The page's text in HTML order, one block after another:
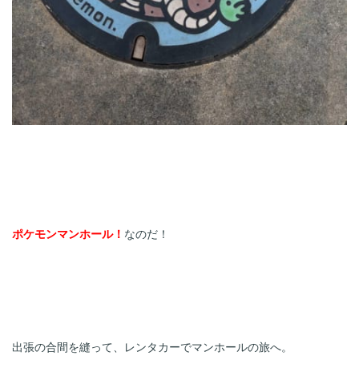
ポケモンマンホール！ なのだ！
出張の合間を縫って、レンタカーでマンホールの旅へ。